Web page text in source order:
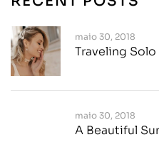
maio 30, 2018
Traveling
maio 30, 2018
A Beautiful